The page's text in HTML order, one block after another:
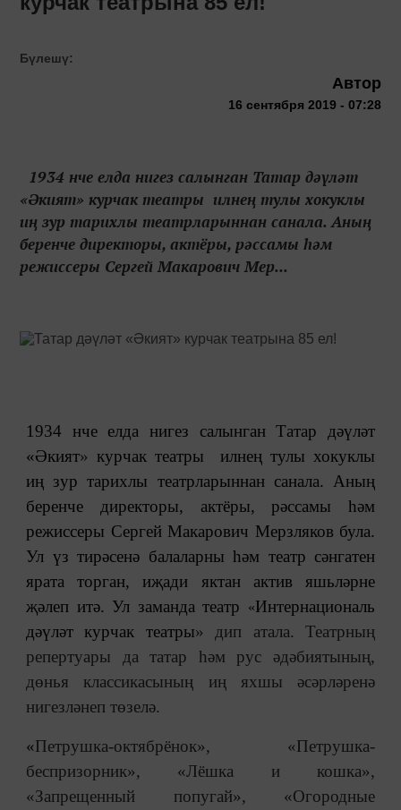
Бүлешү:
Автор
16 сентября 2019 - 07:28
1934 нче елда нигез салынган Татар дәүләт
«Әкият» курчак театры илнең тулы хокуклы
иң зур тарихлы театрларыннан санала. Аның
беренче директоры, актёры, рәссамы һәм
режиссеры Сергей Макарович Мер...
1934 нче елда нигез салынган Татар дәүләт
«Әкият» курчак театры илнең тулы хокуклы
иң зур тарихлы театрларыннан санала. Аның
беренче директоры, актёры, рәссамы һәм
режиссеры Сергей Макарович Мерзляков була.
Ул үз тирәсенә балаларны һәм театр сәнгатен
ярата торган, иҗади яктан актив яшьләрне
җәлеп итә. Ул заманда театр
«Интернациональ
дәүләт курчак театры» дип атала. Театрның
репертуары да татар һәм рус әдәбиятының,
дөнья классикасының иң яхшы әсәрләренә
нигезләнеп төзелә.
«Петрушка-октябрёнок», «Петрушка-
беспризорник», «Лёшка и кошка»,
«Запрещенный попугай», «Огородные